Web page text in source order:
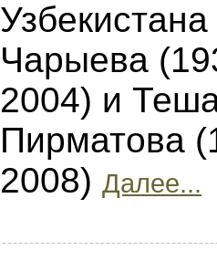
Чарыева
2004) и
Пирматова
2008) Далее...